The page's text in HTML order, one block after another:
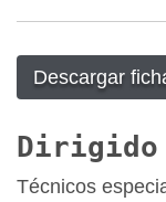
Descargar
Dirigido
Técnicos